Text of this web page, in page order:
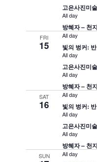
고은사진미
All day
방혜자 – 천
FRI
15
All day
빛의 벙커:
All day
고은사진미
All day
방혜자 – 천
SAT
16
All day
빛의 벙커:
All day
고은사진미
All day
방혜자 – 천
SUN All day